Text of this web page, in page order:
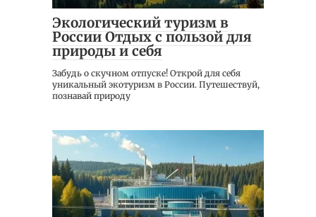
Экологический туризм в
России Отдых с пользой для
природы и себя
Забудь о скучном отпуске! Открой для себя
уникальный экотуризм в России. Путешествуй,
познавай природу